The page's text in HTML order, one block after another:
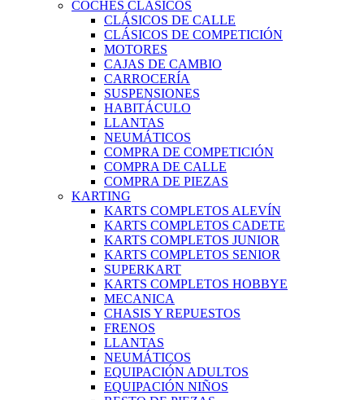
COCHES CLÁSICOS
CLÁSICOS DE CALLE
CLÁSICOS DE COMPETICIÓN
MOTORES
CAJAS DE CAMBIO
CARROCERÍA
SUSPENSIONES
HABITÁCULO
LLANTAS
NEUMÁTICOS
COMPRA DE COMPETICIÓN
COMPRA DE CALLE
COMPRA DE PIEZAS
KARTING
KARTS COMPLETOS ALEVÍN
KARTS COMPLETOS CADETE
KARTS COMPLETOS JUNIOR
KARTS COMPLETOS SENIOR
SUPERKART
KARTS COMPLETOS HOBBYE
MECANICA
CHASIS Y REPUESTOS
FRENOS
LLANTAS
NEUMÁTICOS
EQUIPACIÓN ADULTOS
EQUIPACIÓN NIÑOS